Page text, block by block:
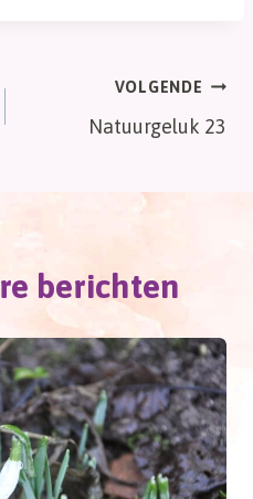
VOLGENDE
Natuurgeluk 23
berichten